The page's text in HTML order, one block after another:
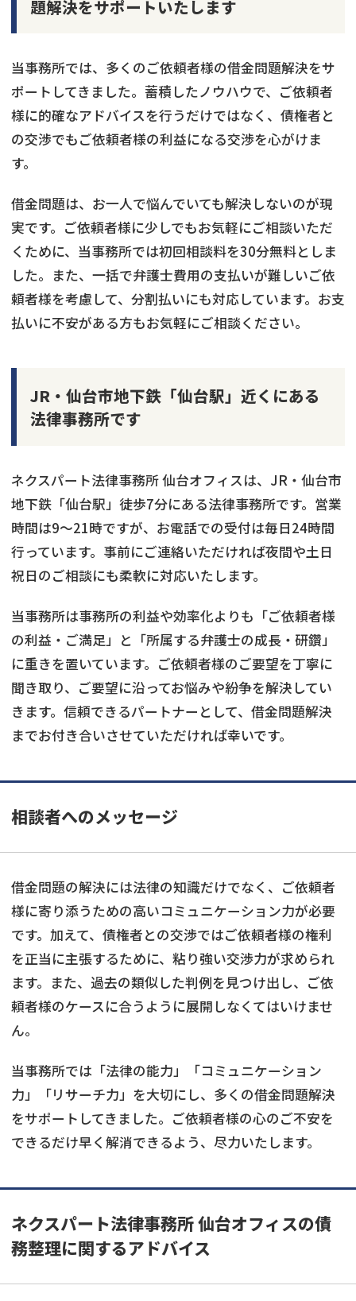
題解決をサポートいたします
当事務所では、多くのご依頼者様の借金問題解決をサ
ポートしてきました。蓄積したノウハウで、ご依頼者
様に的確なアドバイスを行うだけではなく、債権者と
の交渉でもご依頼者様の利益になる交渉を心がけま
す。
借金問題は、お一人で悩んでいても解決しないのが現
実です。ご依頼者様に少しでもお気軽にご相談いただ
くために、当事務所では初回相談料を30分無料としま
した。また、一括で弁護士費用の支払いが難しいご依
頼者様を考慮して、分割払いにも対応しています。お支
払いに不安がある方もお気軽にご相談ください。
JR・仙台市地下鉄「仙台駅」近くにある
法律事務所です
ネクスパート法律事務所 仙台オフィスは、JR・仙台市
地下鉄「仙台駅」徒歩7分にある法律事務所です。営業
時間は9〜21時ですが、お電話での受付は毎日24時間
行っています。事前にご連絡いただければ夜間や土日
祝日のご相談にも柔軟に対応いたします。
当事務所は事務所の利益や効率化よりも「ご依頼者様
の利益・ご満足」と「所属する弁護士の成長・研鑽」
に重きを置いています。ご依頼者様のご要望を丁寧に
聞き取り、ご要望に沿ってお悩みや紛争を解決してい
きます。信頼できるパートナーとして、借金問題解決
までお付き合いさせていただければ幸いです。
相談者へのメッセージ
借金問題の解決には法律の知識だけでなく、ご依頼者
様に寄り添うための高いコミュニケーション力が必要
です。加えて、債権者との交渉ではご依頼者様の権利
を正当に主張するために、粘り強い交渉力が求められ
ます。また、過去の類似した判例を見つけ出し、ご依
頼者様のケースに合うように展開しなくてはいけませ
ん。
当事務所では「法律の能力」「コミュニケーション
力」「リサーチ力」を大切にし、多くの借金問題解決
をサポートしてきました。ご依頼者様の心のご不安を
できるだけ早く解消できるよう、尽力いたします。
ネクスパート法律事務所 仙台オフィスの債
務整理に関するアドバイス